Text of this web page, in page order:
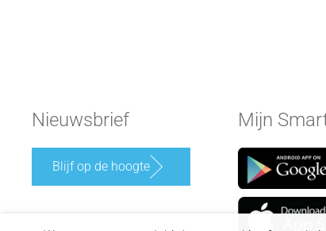
Nieuwsbrief
Blijf op de hoogte
Mijn